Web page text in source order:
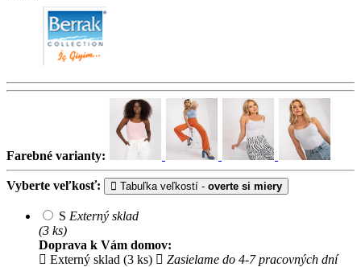
Farebné varianty:
Vyberte veľkosť: Tabuľka veľkostí - overte si miery
S Externý sklad
(3 ks)
Doprava k Vám domov:
Externý sklad (3 ks)
Zasielame do 4-7 pracovných dní